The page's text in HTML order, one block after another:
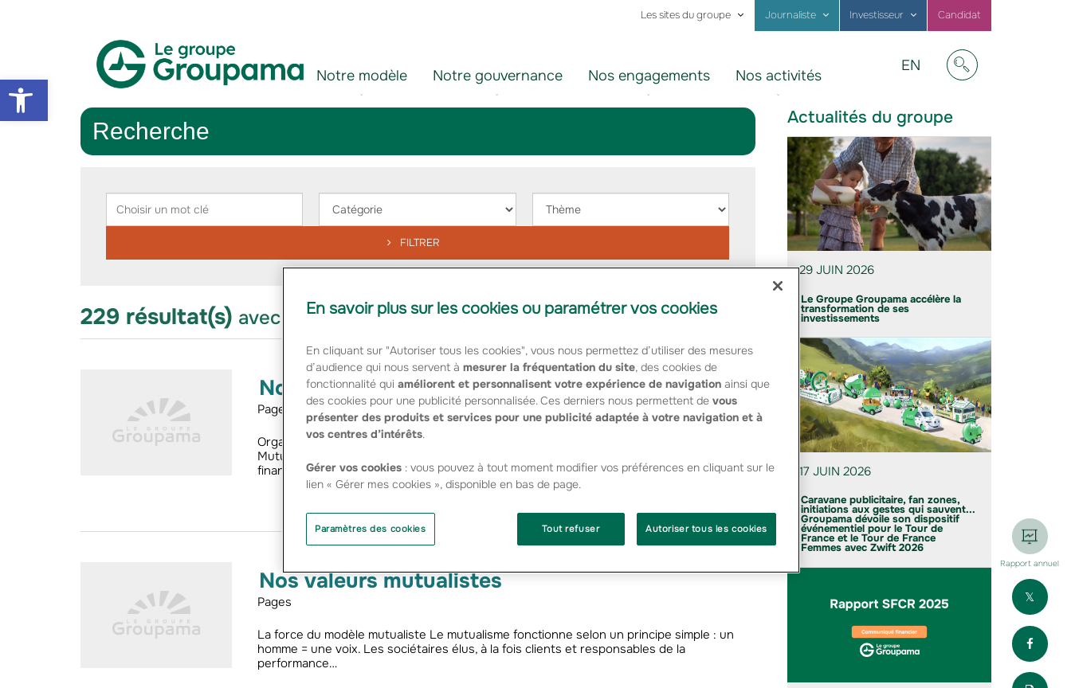
Open toolbar
Les sites du groupe Journaliste Investisseur Candidat
Notre modèle Notre gouvernance Nos engagements Nos activités
Visit
English
EN
Recherche
Choisir
un
mot
Choisir
une
catégorie
Choisir
un
thème
FILTRER
229 résultat(s) avec le thème "international-en"
Notre gouvernance
Pages
Organisation du groupe Les caisses locales et régionales Groupama Assurances
Mutuelles, organe central du groupe Les filiales du groupe, structure juridique et
financière Les instances de décision Le Conseil d’administration…
Nos valeurs mutualistes
Pages
La force du modèle mutualiste Le mutualisme fonctionne selon un principe simple : un
homme = une voix. Les sociétaires élus, à la fois clients et responsables de la
performance…
Actualités du groupe
29 JUIN 2026
Le Groupe Groupama accélère la
transformation de ses
investissements
17 JUIN 2026
Caravane publicitaire, fan zones,
initiations aux gestes qui sauvent...
Groupama dévoile son dispositif
événementiel pour le Tour de
France et le Tour de France
Femmes avec Zwift 2026
Rapport annuel
En savoir plus sur les cookies ou paramétrer vos cookies
En cliquant sur "Autoriser tous les cookies", vous nous permettez d’utiliser des mesures
d’audience qui nous servent à mesurer la fréquentation du site, des cookies de
fonctionnalité qui améliorent et personnalisent votre expérience de navigation ainsi que
des cookies pour une publicité personnalisée. Ces derniers nous permettent de vous
présenter des produits et services pour une publicité adaptée à votre navigation et à
vos centres d’intérêts.
Gérer vos cookies : vous pouvez à tout moment modifier vos préférences en cliquant sur le
lien « Gérer mes cookies », disponible en bas de page.
Paramètres des cookies Tout refuser Autoriser tous les cookies